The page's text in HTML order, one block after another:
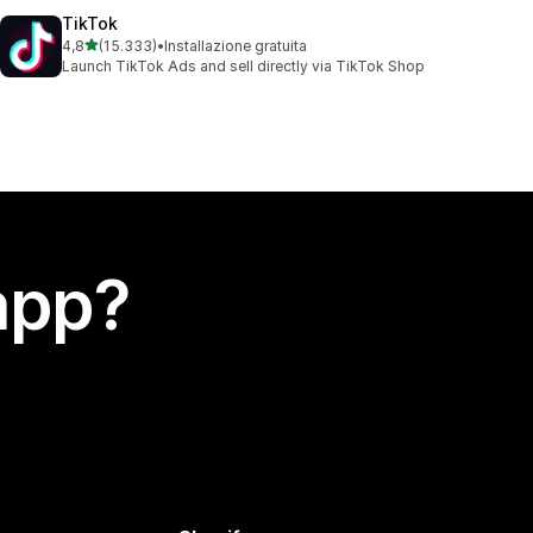
TikTok
4,8stelle su 5
(15.333)
15333 recensioni totali
•Installazione gratuita
Launch TikTok Ads and sell directly via TikTok Shop